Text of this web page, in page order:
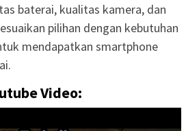
baterai, kualitas kamera, dan
pilihan dengan kebutuhan
mendapatkan smartphone
Video: